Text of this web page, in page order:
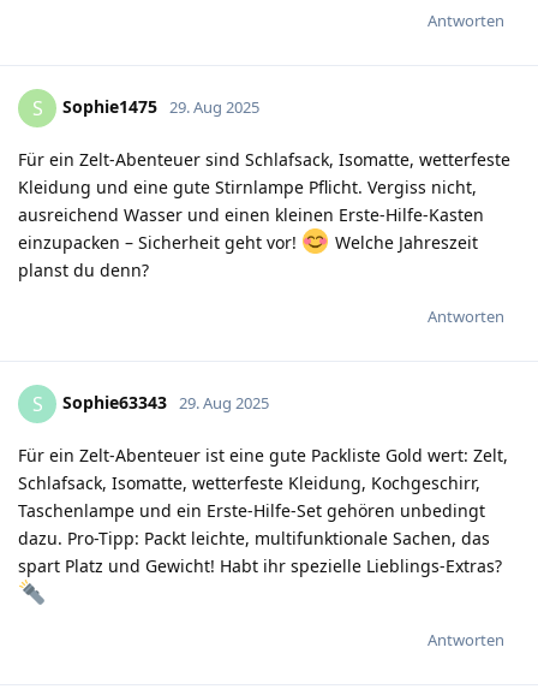
Antworten
S Sophie1475 29. Aug 2025
Für ein Zelt-Abenteuer sind Schlafsack, Isomatte, wetterfeste
Kleidung und eine gute Stirnlampe Pflicht. Vergiss nicht,
ausreichend Wasser und einen kleinen Erste-Hilfe-Kasten
einzupacken – Sicherheit geht vor!
Welche Jahreszeit
planst du denn?
Antworten
S Sophie63343 29. Aug 2025
Für ein Zelt-Abenteuer ist eine gute Packliste Gold wert: Zelt,
Schlafsack, Isomatte, wetterfeste Kleidung, Kochgeschirr,
Taschenlampe und ein Erste-Hilfe-Set gehören unbedingt
dazu. Pro-Tipp: Packt leichte, multifunktionale Sachen, das
spart Platz und Gewicht! Habt ihr spezielle Lieblings-Extras?
Antworten